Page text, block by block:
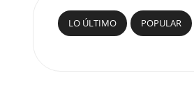
LO ÚLTIMO POPULAR